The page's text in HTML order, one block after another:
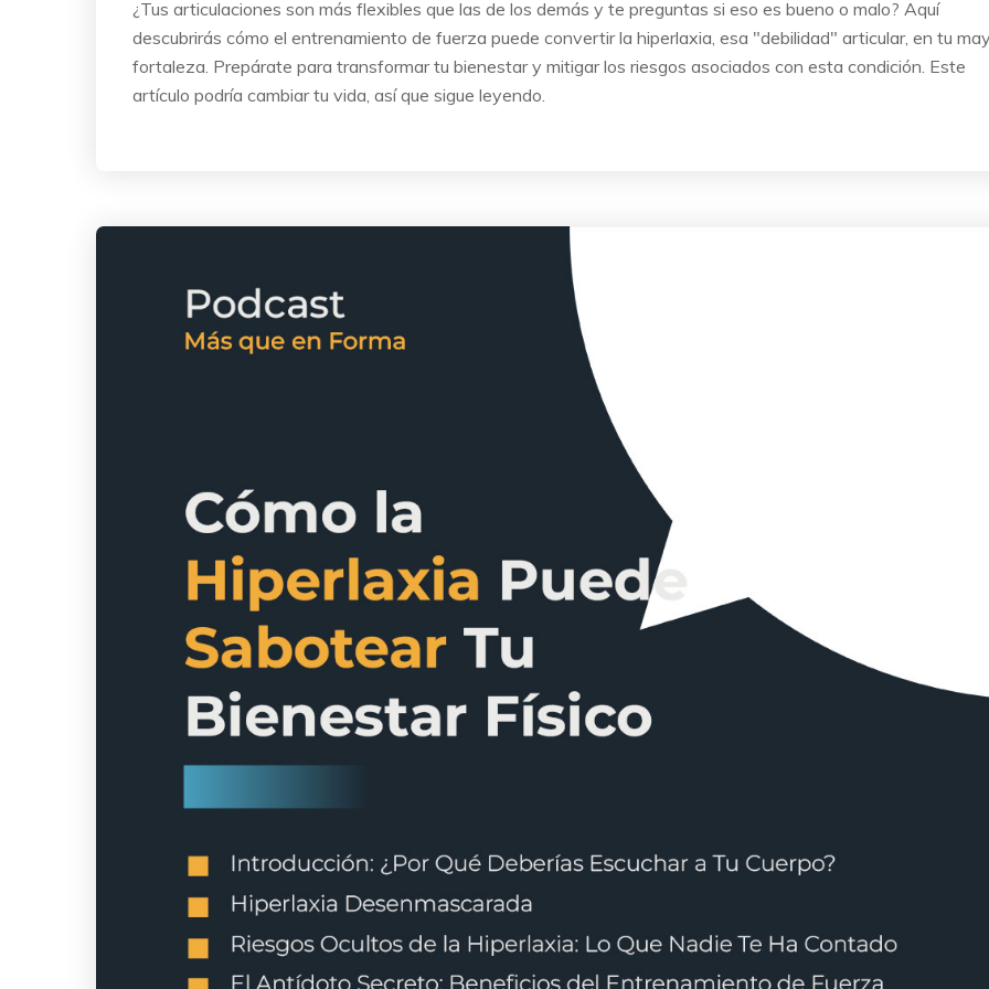
¿Tus articulaciones son más flexibles que las de los demás y te preguntas si eso es bueno o malo? Aquí
descubrirás cómo el entrenamiento de fuerza puede convertir la hiperlaxia, esa "debilidad" articular, en tu
fortaleza. Prepárate para transformar tu bienestar y mitigar los riesgos asociados con esta condición. Este
artículo podría cambiar tu vida, así que sigue leyendo.